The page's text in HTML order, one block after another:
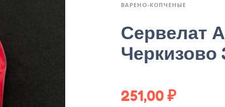
ВАРЕНО-КОПЧЕНЫЕ
Сервелат
Черкизово
251,00₽